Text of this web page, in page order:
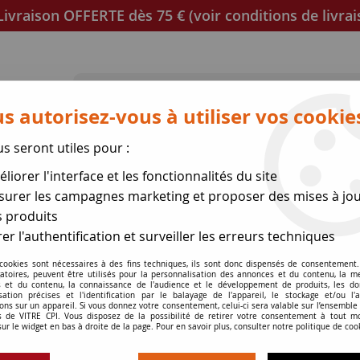
OFFERTE dès 75 € (voir conditions de
Mica et joint à découper Joints de porte
des expéditions le 17
DE LA MARQUE DENIA
autorisez-vous à utiliser vos
seront utiles pour :
l'interface et les fonctionnalités du site
les campagnes marketing et proposer des mises à
produits
l'authentification et surveiller les erreurs techniques
sont nécessaires à des fins techniques, ils sont donc dispensés de
peuvent être utilisés pour la personnalisation des annonces et du contenu, la
et du contenu, la connaissance de l'audience et le développement de produits, les
précises et l'identification par le balayage de l'appareil, le stockage et/ou
sur un appareil. Si vous donnez votre consentement, celui-ci sera valable sur l’ensemble
de VITRE CPI. Vous disposez de la possibilité de retirer votre consentement à tout
le widget en bas à droite de la page. Pour en savoir plus, consulter notre politique de